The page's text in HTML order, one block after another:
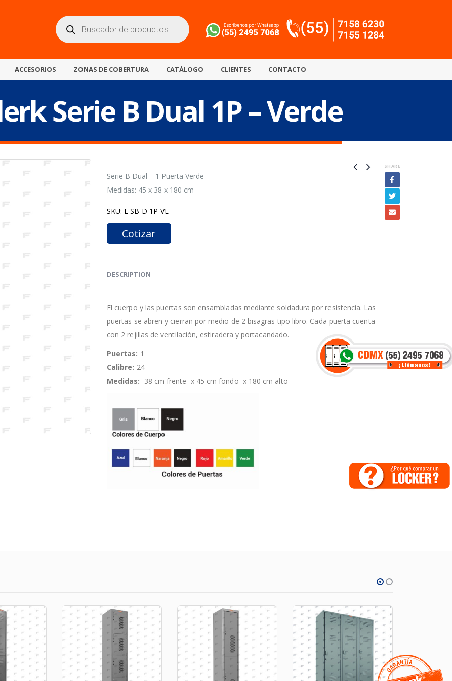
Búsqueda
de
productos
ACCESORIOS ZONAS DE COBERTURA CATÁLOGO CLIENTES CONTACTO
Serie B Dual 1P – Verde
Serie B Dual – 1 Puerta Verde
Medidas: 45 x 38 x 180 cm
SKU: L SB-D 1P-VE
Cotizar
SHARE
DESCRIPTION
El cuerpo y las puertas son ensambladas mediante soldadura por resistencia. Las
puertas se abren y cierran por medio de 2 bisagras tipo libro. Cada puerta cuenta
con 2 rejillas de ventilación, estiradera y portacandado.
Puertas: 1
Calibre: 24
Medidas: 38 cm frente x 45 cm fondo x 180 cm alto